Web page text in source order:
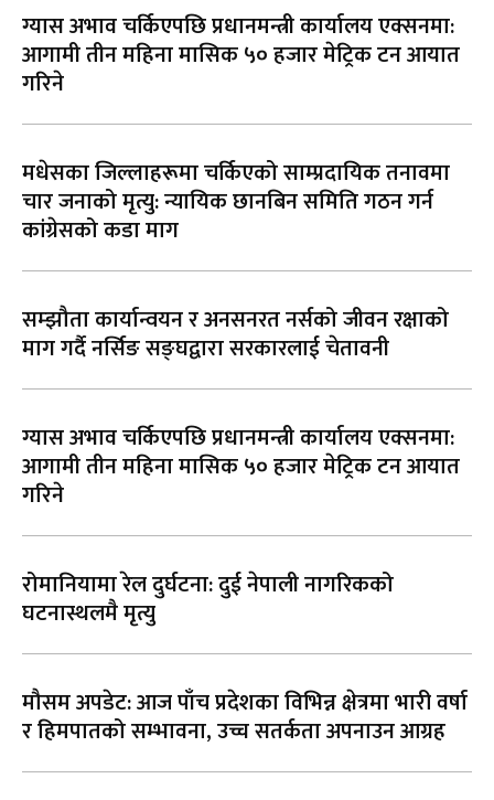
ग्यास अभाव चर्किएपछि प्रधानमन्त्री कार्यालय एक्सनमा:
आगामी तीन महिना मासिक ५० हजार मेट्रिक टन आयात
गरिने
मधेसका जिल्लाहरूमा चर्किएको साम्प्रदायिक तनावमा
चार जनाको मृत्यु: न्यायिक छानबिन समिति गठन गर्न
कांग्रेसको कडा माग
सम्झौता कार्यान्वयन र अनसनरत नर्सको जीवन रक्षाको
माग गर्दै नर्सिङ सङ्घद्वारा सरकारलाई चेतावनी
ग्यास अभाव चर्किएपछि प्रधानमन्त्री कार्यालय एक्सनमा:
आगामी तीन महिना मासिक ५० हजार मेट्रिक टन आयात
गरिने
रोमानियामा रेल दुर्घटना: दुई नेपाली नागरिकको
घटनास्थलमै मृत्यु
मौसम अपडेट: आज पाँच प्रदेशका विभिन्न क्षेत्रमा भारी वर्षा
र हिमपातको सम्भावना, उच्च सतर्कता अपनाउन आग्रह